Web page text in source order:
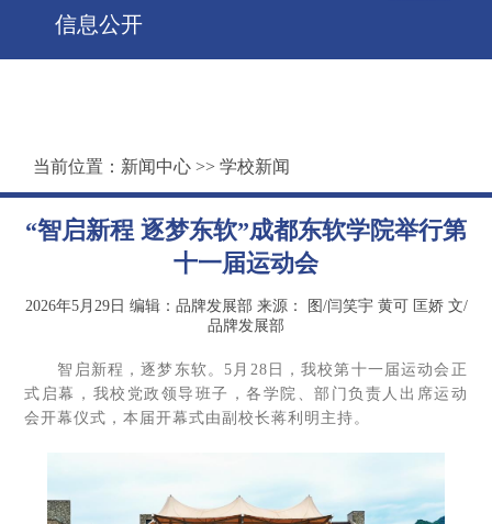
信息公开
当前位置： 新闻中心 >> 学校新闻
“智启新程 逐梦东软”成都东软学院举行第
十一届运动会
2026年5月29日 编辑：品牌发展部 来源：
图/闫笑宇 黄可 匡娇 文/
品牌发展部
智启新程，逐梦东软。5月28日，我校第十一届运动会正
式启幕，我校党政领导班子，各学院、部门负责人出席运动
会开幕仪式，本届开幕式由副校长蒋利明主持。